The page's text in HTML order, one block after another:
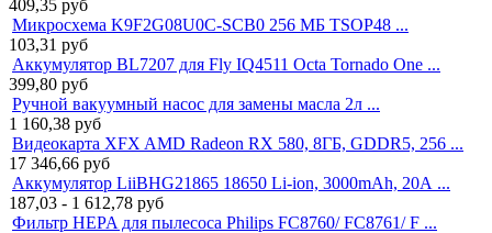
409,35 руб
Микросхема K9F2G08U0C-SCB0 256 МБ TSOP48 ...
103,31 руб
Аккумулятор BL7207 для Fly IQ4511 Octa Tornado One ...
399,80 руб
Ручной вакуумный насос для замены масла 2л ...
1 160,38 руб
Видеокарта XFX AMD Radeon RX 580, 8ГБ, GDDR5, 256 ...
17 346,66 руб
Аккумулятор LiiBHG21865 18650 Li-ion, 3000mAh, 20А ...
187,03 - 1 612,78 руб
Фильтр HEPA для пылесоса Philips FC8760/ FC8761/ F ...